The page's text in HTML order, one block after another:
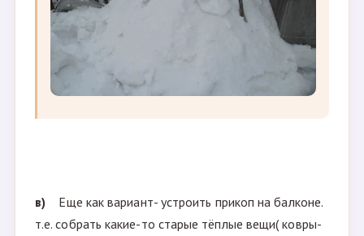
в)
Еще как вариант- устроить прикоп на балконе.
т.е. собрать какие-то старые тёплые вещи( ковры-